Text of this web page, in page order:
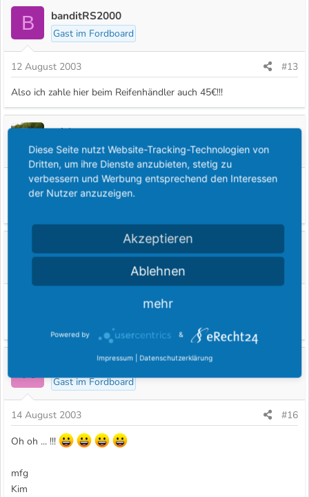
B banditRS2000
Gast im Fordboard
12 August 2003
#13
Also ich zahle hier beim Reifenhändler auch 45€!!!
micha
König
14 August 2003
... und ATU hab ich auch um die Ecke... :wand
Gast im Fordboard
14 August 2003
#16
Oh oh ... !!!
mfg
Kim
Diese Seite nutzt Website-Tracking-Technologien von
Dritten, um ihre Dienste anzubieten, stetig zu
verbessern und Werbung entsprechend den Interessen
der Nutzer anzuzeigen.
Akzeptieren
Ablehnen
mehr
Powered by &
Impressum | Datenschutzerklärung